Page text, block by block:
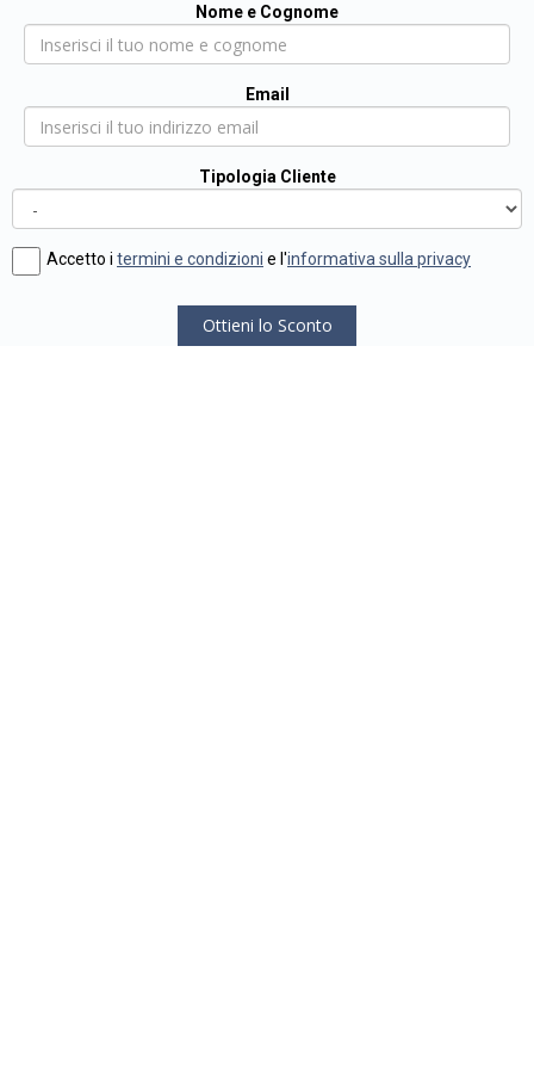
Nome e Cognome
Email
Tipologia Cliente
Accetto i termini e condizioni e l'informativa sulla privacy
Ottieni lo Sconto